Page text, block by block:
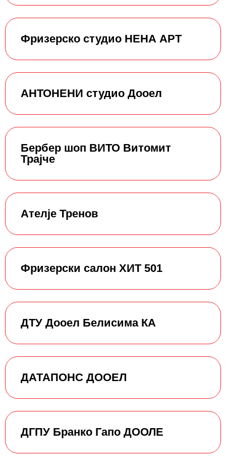
Фризерско студио НЕНА АРТ
АНТОНЕНИ студио Дооел
Бербер шоп ВИТО Витомит
Трајче
Ателје Тренов
Фризерски салон ХИТ 501
ДТУ Дооел Белисима КА
ДАТАПОНС ДООЕЛ
ДГПУ Бранко Гапо ДООЛЕ